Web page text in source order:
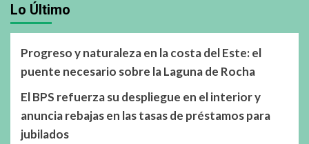
Lo Último
Progreso y naturaleza en la costa del Este: el
puente necesario sobre la Laguna de Rocha
El BPS refuerza su despliegue en el interior y
anuncia rebajas en las tasas de préstamos para
jubilados